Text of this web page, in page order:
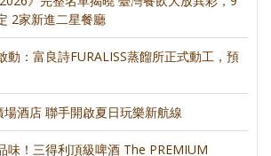
2家新進二星餐廳
動：富良詩FURALISS蒸餾所正式動工，預
酒店 聯手開啟夏日玩樂新航線
味！三得利頂級啤酒 The PREMIUM